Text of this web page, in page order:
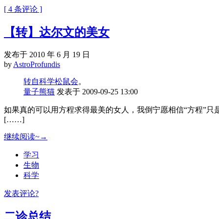
[ 4 条评论 ]
【转】达尔文的美女
发布于 2010 年 6 月 19 日
by AstroProfundis
转自科学松鼠会。
量子熊猫 发表于 2009-09-25 13:00
如果真的可以用方程求得最美的女人，我倒宁愿相信“方程”只
[……]
继续阅读~→
学习
生物
科学
发表评论?
二诊总结